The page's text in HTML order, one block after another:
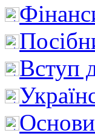
Вступ